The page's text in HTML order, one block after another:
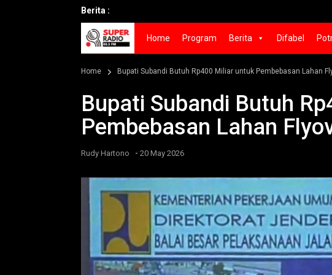
Berita :
Home Program Berita Difabel
Home Bupati Subandi Butuh Rp400 Miliar untuk Pembebasan Lahan
Bupati Subandi Butuh
Pembebasan Lahan
Rudy Hartono - 20 May 2026